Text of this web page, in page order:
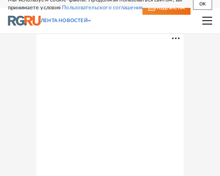
принимаете условия Пользовательского соглашения
OK
СВЕЖИЙ НОМЕР ПОДПИСКА
ЛЕНТА НОВОСТЕЙ